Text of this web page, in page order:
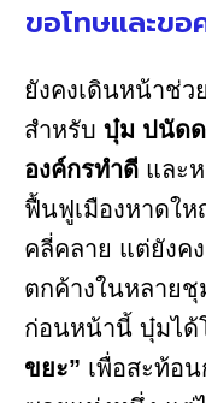
ขอโทษและขอ
ยังคงเดินหน้าช่ว
สำหรับ บุ๋ม ปนัด
องค์กรทำดี และ
ฟื้นฟูเมืองหาดใ
คลี่คลาย แต่ยังค
ตกค้างในหลาย
ก่อนหน้านี้ บุ๋มได้
ขยะ” เพื่อสะท้อ